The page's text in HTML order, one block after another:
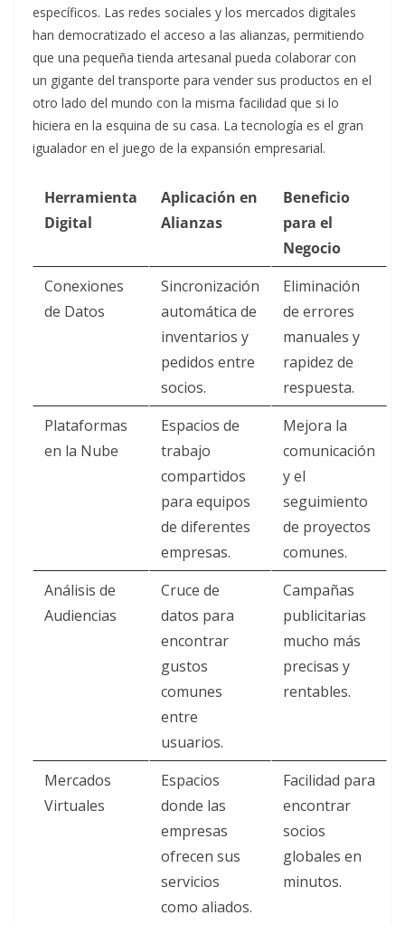
específicos. Las redes sociales y los mercados digitales
han democratizado el acceso a las alianzas, permitiendo
que una pequeña tienda artesanal pueda colaborar con
un gigante del transporte para vender sus productos en el
otro lado del mundo con la misma facilidad que si lo
hiciera en la esquina de su casa. La tecnología es el gran
igualador en el juego de la expansión empresarial.
Herramienta
Digital
Aplicación en
Alianzas
Beneficio
para el
Negocio
Conexiones
de Datos
Sincronización
automática de
inventarios y
pedidos entre
socios.
Eliminación
de errores
manuales y
rapidez de
respuesta.
Plataformas
en la Nube
Espacios de
trabajo
compartidos
para equipos
de diferentes
empresas.
Mejora la
comunicación
y el
seguimiento
de proyectos
comunes.
Análisis de
Audiencias
Cruce de
datos para
encontrar
gustos
comunes
entre
usuarios.
Campañas
publicitarias
mucho más
precisas y
rentables.
Mercados
Virtuales
Espacios
donde las
empresas
ofrecen sus
servicios
como aliados.
Facilidad para
encontrar
socios
globales en
minutos.